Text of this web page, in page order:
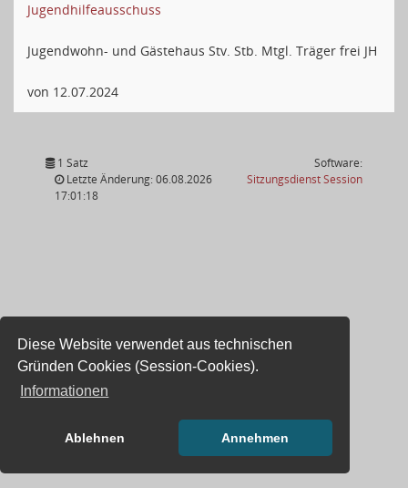
Diese Website verwendet aus technischen
Gründen Cookies (Session-Cookies).
Informationen
Ablehnen Annehmen
Jugendhilfeausschuss
Jugendwohn- und Gästehaus Stv. Stb. Mtgl. Träger frei JH
von 12.07.2024
1 Satz
Letzte Änderung: 06.08.2026
17:01:18
Software:
SitzungsdienstSession(Wird in